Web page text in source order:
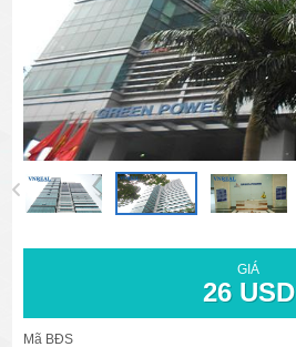
GIÁ
26 USD
Mã BĐS
văn phòng cho thuê quận 3
văn phòng quận 1
văn phòng quận 3
cao ốc văn phòng quận 1
cao ốc văn phòng quận 3